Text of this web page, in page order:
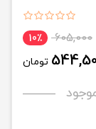
605,000 10٪
تومان